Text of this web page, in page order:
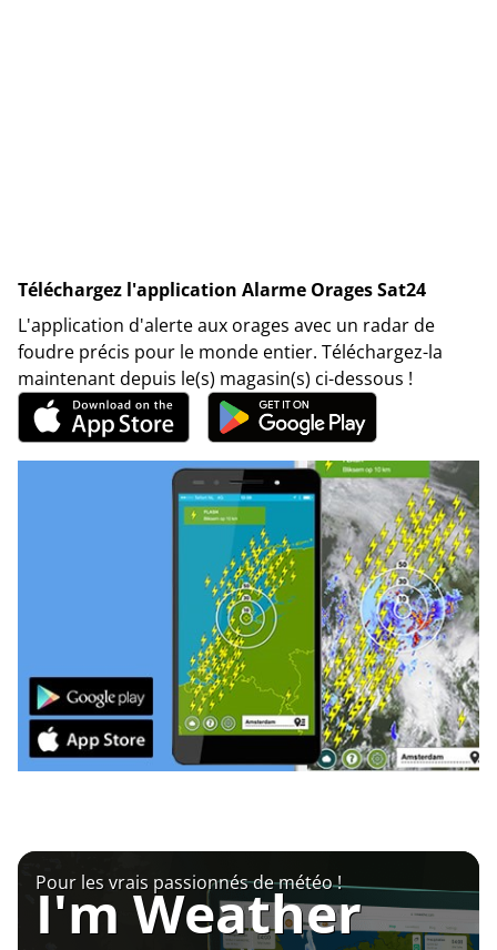
Téléchargez l'application Alarme Orages Sat24
L'application d'alerte aux orages avec un radar de
foudre précis pour le monde entier. Téléchargez-la
maintenant depuis le(s) magasin(s) ci-dessous !
Pour les vrais passionnés de météo !
I'm Weather